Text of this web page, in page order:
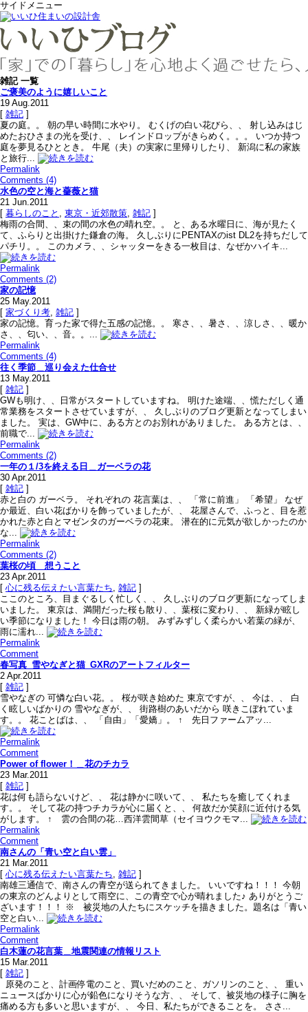
サイドメニュー
雑記 一覧
ご褒美のように嬉しいこと
19 Aug.2011
[ 雑記 ]
夏の庭。。 朝の早い時間に水やり。 むくげの白い花びら、、 射し込みはじ
めたおひさまの光を受け、、 レインドロップがきらめく。。。 いつか持つ
庭を夢見るひととき。 牛尾（夫）の実家に里帰りしたり、 新潟に私の家族
と旅行...
Permalink
Comments (4)
水色の空と海と薔薇と猫
21 Jun.2011
[ 暮らしのこと , 東京・近郊散策, 雑記 ]
梅雨の合間、、束の間の水色の晴れ空。。 と、ある水曜日に、海が見たく
て、ふらりと出掛けた鎌倉の海。 久しぶりにPENTAXのist DL2を持ちだして
パチリ。。 このカメラ、、シャッターをきる一枚目は、なぜかハイキ...
Permalink
Comments (2)
家の記憶
25 May.2011
[ 家づくり考, 雑記 ]
家の記憶。育った家で得た五感の記憶。。 寒さ、、暑さ、、涼しさ、、暖か
さ、、匂い、、音。。...
Permalink
Comments (4)
往く季節＿巡り会えた仕合せ
13 May.2011
[ 雑記 ]
GWも明け、、日常がスタートしていますね。 明けた途端、、慌ただしく通
常業務をスタートさせていますが、、 久しぶりのブログ更新となってしまい
ました。 実は、GW中に、ある方とのお別れがありました。 ある方とは、、
前職で...
Permalink
Comments (2)
一年の１/3を終える日＿ガーベラの花
30 Apr.2011
[ 雑記 ]
赤と白の ガーベラ。 それぞれの 花言葉は、、 「常に前進」 「希望」 なぜ
か最近、白い花ばかりを飾っていましたが、、 花屋さんで、ふっと、目を惹
かれた赤と白とマゼンタのガーベラの花束。 潜在的に元気が欲しかったのか
な...
Permalink
Comments (2)
葉桜の頃 想うこと
23 Apr.2011
[ 心に残る伝えたい言葉たち, 雑記 ]
ここのところ、目まぐるしく忙しく、、 久しぶりのブログ更新になってしま
いました。 東京は、満開だった桜も散り、、葉桜に変わり、、 新緑が眩し
い季節になりました！ 今日は雨の朝。 みずみずしく柔らかい若葉の緑が、
雨に濡れ...
Permalink
Comment
春写真_雪やなぎと猫_GXRのアートフィルター
2 Apr.2011
[ 雑記 ]
雪やなぎの 可憐な白い花。。 桜が咲き始めた 東京ですが、、 今は、、 白
く眩しいばかりの 雪やなぎが、、 街路樹のあいだから 咲きこぼれていま
す。。 花ことばは、、 「自由」「愛嬌」。 ↑ 先日ファームアッ...
Permalink
Comment
Power of flower！＿花のチカラ
23 Mar.2011
[ 雑記 ]
花は何も語らないけど、、 花は静かに咲いて、、 私たちを癒してくれま
す。。 そして花の持つチカラが心に届くと、、 何故だか笑顔に近付ける気
がします。 ↑ 雲の合間の花…西洋雲間草（セイヨウクモマ...
Permalink
Comment
南さんの「青い空と白い雲」
21 Mar.2011
[ 心に残る伝えたい言葉たち, 雑記 ]
南雄三通信で、南さんの青空が送られてきました。 いいですね！！！ 今朝
の東京のどんよりとして雨空に、この青空で心が晴れました♪ ありがとうご
ざいます！！！ ※ 被災地の人たちにスケッチを描きました。題名は「青い
空と白い...
Permalink
Comment
白木蓮の花言葉＿地震関連の情報リスト
15 Mar.2011
[ 雑記 ]
原発のこと、計画停電のこと、買いだめのこと、ガソリンのこと、、 重い
ニュースばかりに心が鉛色になりそうな方、、 そして、被災地の様子に胸を
痛める方も多いと思いますが、、 今日、私たちができることを。 ささ...